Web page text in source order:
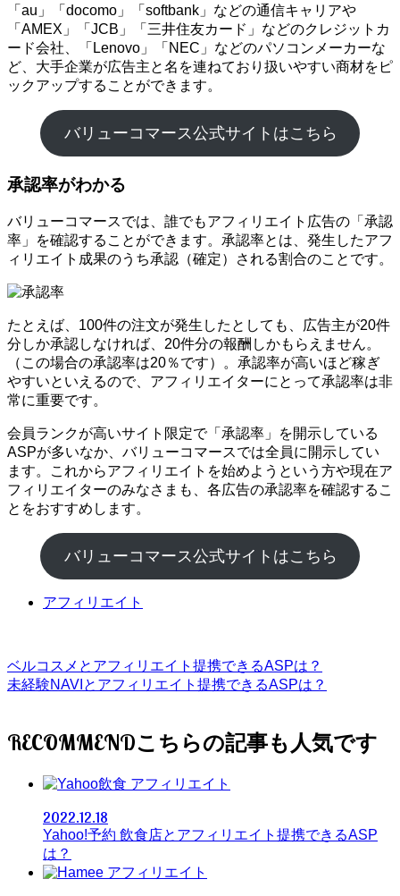
「au」「docomo」「softbank」などの通信キャリアや
「AMEX」「JCB」「三井住友カード」などのクレジットカ
ード会社、「Lenovo」「NEC」などのパソコンメーカーな
ど、大手企業が広告主と名を連ねており扱いやすい商材をピ
ックアップすることができます。
バリューコマース公式サイトはこちら
承認率がわかる
バリューコマースでは、誰でもアフィリエイト広告の「承認
率」を確認することができます。承認率とは、発生したアフ
ィリエイト成果のうち承認（確定）される割合のことです。
たとえば、100件の注文が発生したとしても、広告主が20件
分しか承認しなければ、20件分の報酬しかもらえません。
（この場合の承認率は20％です）。承認率が高いほど稼ぎ
やすいといえるので、アフィリエイターにとって承認率は非
常に重要です。
会員ランクが高いサイト限定で「承認率」を開示している
ASPが多いなか、バリューコマースでは全員に開示してい
ます。これからアフィリエイトを始めようという方や現在ア
フィリエイターのみなさまも、各広告の承認率を確認するこ
とをおすすめします。
バリューコマース公式サイトはこちら
アフィリエイト
ベルコスメとアフィリエイト提携できるASPは？
未経験NAVIとアフィリエイト提携できるASPは？
RECOMMEND
アフィリエイト
2022.12.18
Yahoo!予約 飲食店とアフィリエイト提携できるASP
は？
アフィリエイト